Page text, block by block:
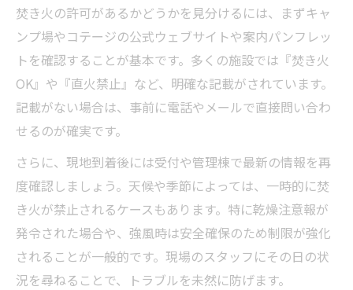
焚き火の許可があるかどうかを見分けるには、まずキャ
ンプ場やコテージの公式ウェブサイトや案内パンフレッ
トを確認することが基本です。多くの施設では『焚き火
OK』や『直火禁止』など、明確な記載がされています。
記載がない場合は、事前に電話やメールで直接問い合わ
せるのが確実です。
さらに、現地到着後には受付や管理棟で最新の情報を再
度確認しましょう。天候や季節によっては、一時的に焚
き火が禁止されるケースもあります。特に乾燥注意報が
発令された場合や、強風時は安全確保のため制限が強化
されることが一般的です。現場のスタッフにその日の状
況を尋ねることで、トラブルを未然に防げます。